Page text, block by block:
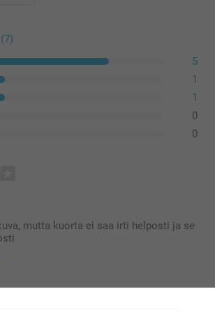
hylkivää sekä kulutusta kestävää.
Samsungin kovat kuoret on
mutta pitää samalla puhelimesi ohuena.
materiaalista tyylikkäällä mustan nahan
ja eleganssia varten.
yhdistää tukevan suojapohjan
käytännölliseen lompakkomuotoiluun.
5
1
1
0
0
mutta kuorta ei saa irti helposti ja se